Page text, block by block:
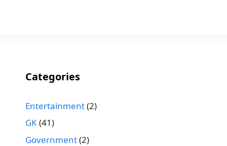
Categories
Entertainment(2)
GK(41)
Government(2)